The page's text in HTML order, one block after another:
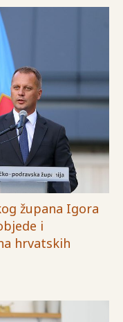
župana Igora
i
hrvatskih